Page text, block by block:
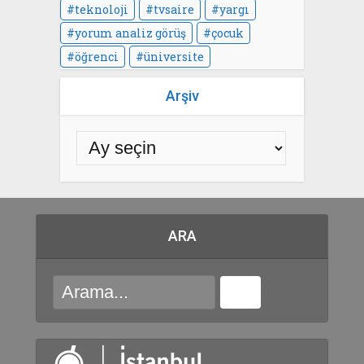
teknoloji
tvsaire
yargı
yorum analiz görüş
çocuk
öğrenci
üniversite
Arşiv
ARA